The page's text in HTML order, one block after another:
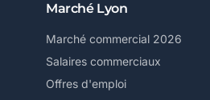
Marché Lyon
Marché commercial 2026
Salaires commerciaux
Offres d'emploi